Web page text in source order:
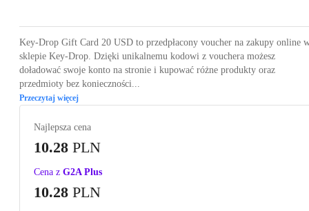
Key-Drop Gift Card 20 USD to przedpłacony voucher na zakupy online
sklepie Key-Drop. Dzięki unikalnemu kodowi z vouchera możesz
doładować swoje konto na stronie i kupować różne produkty oraz
przedmioty bez konieczności...
Przeczytaj więcej
Najlepsza cena
10.28 PLN
Cena z G2A Plus
10.28 PLN